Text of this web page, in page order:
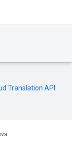
Translation API